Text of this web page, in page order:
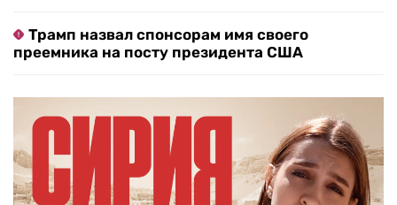
Трамп назвал спонсорам имя своего
преемника на посту президента США